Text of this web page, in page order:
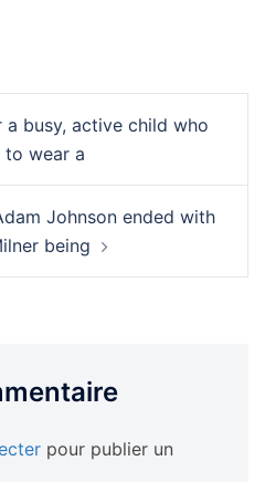
a busy, active child who
to wear a
Johnson ended with
being
pour publier un